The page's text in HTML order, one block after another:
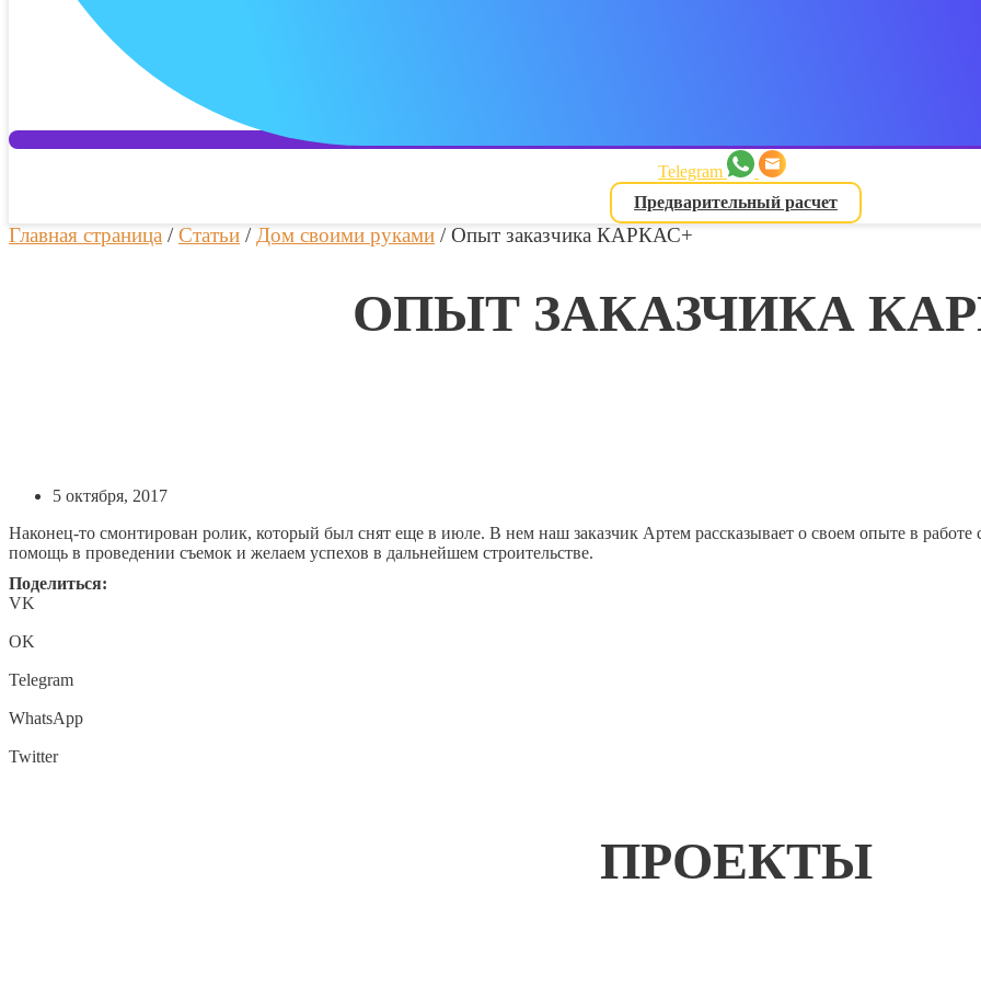
Telegram
Предварительный расчет
Главная страница /Статьи / Дом своими руками /Опыт заказчика КАРКАС+
ОПЫТ ЗАКАЗЧИКА
5 октября, 2017
Наконец-то смонтирован ролик, который был снят еще в июле. В нем наш заказчик Артем рассказывает о своем опыте в
помощь в проведении съемок и желаем успехов в дальнейшем строительстве.
Поделиться:
VK
OK
Telegram
WhatsApp
Twitter
ПРОЕКТЫ